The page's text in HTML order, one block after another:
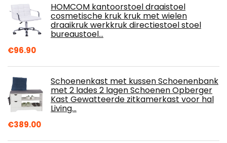
HOMCOM kantoorstoel draaistoel
cosmetische kruk kruk met wielen
draaikruk werkkruk directiestoel stoel
bureaustoel…
€96.90
Schoenenkast met kussen Schoenenbank
met 2 lades 2 lagen Schoenen Opberger
Kast Gewatteerde zitkamerkast voor hal
Living…
€389.00